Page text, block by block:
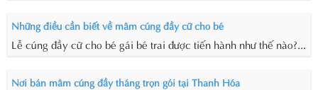
Những điều cần biết về mâm cúng đầy cữ cho bé
Lễ cúng đầy cữ cho bé gái bé trai được tiến hành như thế nào?...
Nơi bán mâm cúng đầy tháng trọn gói tại Thanh Hóa